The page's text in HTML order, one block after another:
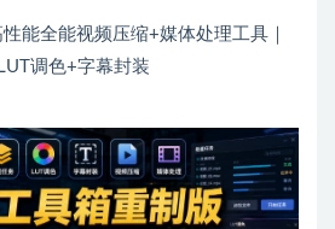
能全能视频压缩+媒体处理工具｜
调色+字幕封装